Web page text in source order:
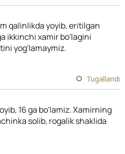
qalinlikda yoyib, eritilgan
ikkinchi xamir bo'lagini
yog'lamaymiz.
Tugallandi
16 ga bo'lamiz. Xamirning
solib, rogalik shaklida